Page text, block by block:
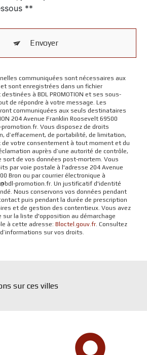
**
Envoyer
communiquées sont nécessaires aux
sont enregistrées dans un fichier
à BDL PROMOTION et ses sous-
de répondre à votre message. Les
communiquées aux seuls destinataires
204 Avenue Franklin Roosevelt 69500
promotion.fr. Vous disposez de droits
d’effacement, de portabilité, de limitation,
de votre consentement à tout moment et du
auprès d’une autorité de contrôle,
sort de vos données post-mortem. Vous
par voie postale à l'adresse 204 Avenue
Bron ou par courrier électronique à
promotion.fr. Un justificatif d'identité
Nous conservons vos données pendant
puis pendant la durée de prescription
et de gestion des contentieux. Vous avez
sur la liste d'opposition au démarchage
à cette adresse: Bloctel.gouv.fr . Consultez
sur vos droits.
sur ces villes